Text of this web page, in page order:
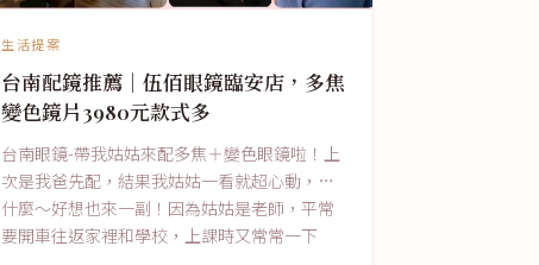
生活提案
台南配鏡推薦｜伍佰眼鏡臨安店，多焦
變色鏡片3980元款式多
台南眼鏡-帶我姑姑來配多焦＋變色眼鏡啦！上
次是我爸先配，結果我姑姑一看就超心動，說
什麼～好想也來一副！因為姑姑是老師，平常
要開車往返家裡和學校，上課時又常常一下